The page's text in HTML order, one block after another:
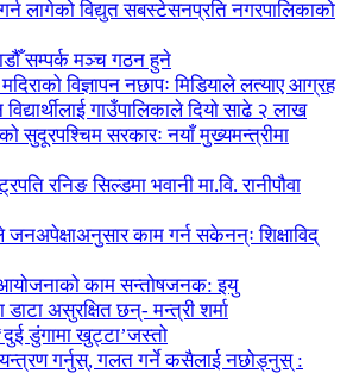
लागेको विद्युत सबस्टेसनप्रति नगरपालिकाको
सम्पर्क मञ्च गठन हुने
विज्ञापन नछापः मिडियाले लत्याए आग्रह
गाउँपालिकाले दियो साढे २ लाख
सुदूरपश्चिम सरकारः नयाँ मुख्यमन्त्रीमा
रनिङ सिल्डमा भवानी मा.वि. रानीपौवा
जनअपेक्षाअनुसार काम गर्न सकेनन्ः शिक्षाविद्
काम सन्तोषजनक: इयु
असुरक्षित छन्- मन्त्री शर्मा
डुंगामा खुट्टा’जस्तो
गर्नुस्, गलत गर्ने कसैलाई नछोड्नुस् :